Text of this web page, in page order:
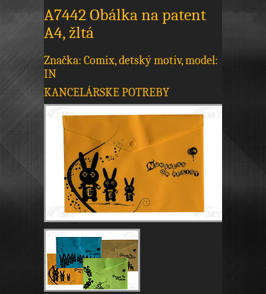
A7442 Obálka na patent
A4, žltá
Značka: Comix, detský motív, model:
IN
KANCELÁRSKE POTREBY